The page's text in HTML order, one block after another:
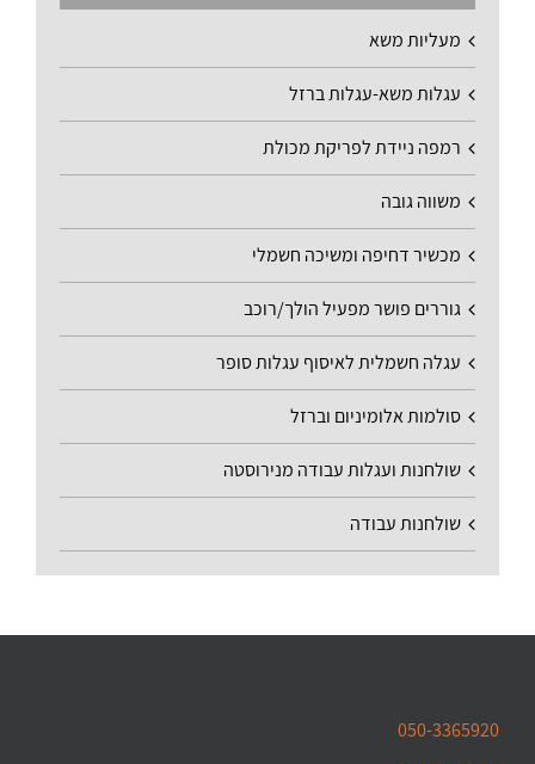
מעליות משא
עגלות משא-עגלות ברזל
רמפה ניידת לפריקת מכולת
משווה גובה
מכשיר דחיפה ומשיכה חשמלי
גוררים פושר מפעיל הולך/רוכב
עגלה חשמלית לאיסוף עגלות סופר
סולמות אלומיניום וברזל
שולחנות ועגלות עבודה מנירוסטה
שולחנות עבודה
050-3365920